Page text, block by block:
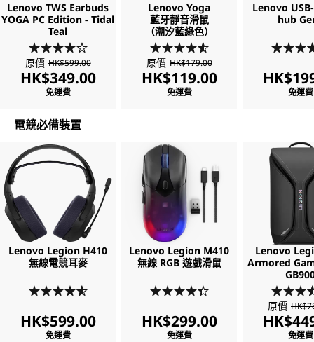
Lenovo TWS Earbuds
YOGA PC Edition - Tidal
Teal
原價 HK$599.00
HK$349.00
免運費
Lenovo Yoga
藍牙靜音滑鼠
（潮汐藍綠色）
原價 HK$179.00
HK$119.00
免運費
Lenovo
hub
免運費
電競必備裝置
Lenovo Legion H410
無線電競耳麥
HK$599.00
免運費
Lenovo Legion M410
無線 RGB 遊戲滑鼠
HK$299.00
免運費
Lenovo
Armored
原價
免運費